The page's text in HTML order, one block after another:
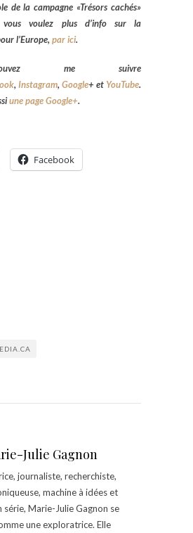
de la campagne «Trésors cachés»
vous voulez plus d’info sur la
l’Europe, par ici.
me suivre
, Instagram, Google+ et YouTube.
une page Google+.
Facebook
Julie Gagnon
journaliste, recherchiste,
machine à idées et
série, Marie-Julie Gagnon se
une exploratrice. Elle